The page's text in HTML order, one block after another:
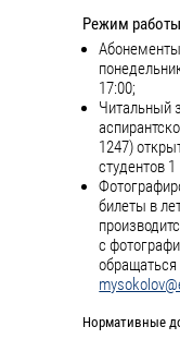
Режим
17:00;
Читальный
1247)
студентов
билеты в
с
обращаться
Нормативные